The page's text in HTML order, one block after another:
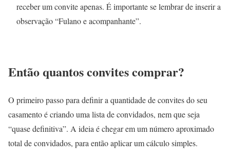
receber um convite apenas. É importante se lembrar de inserir a
observação “Fulano e acompanhante”.
Então quantos convites comprar?
O primeiro passo para definir a quantidade de convites do seu
casamento é criando uma lista de convidados, nem que seja
“quase definitiva”. A ideia é chegar em um número aproximado
total de convidados, para então aplicar um cálculo simples.